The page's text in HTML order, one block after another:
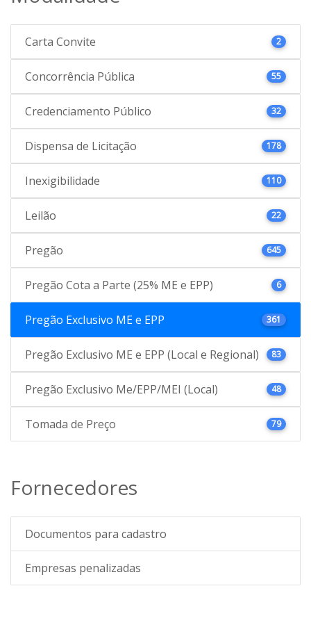
Carta Convite 2
Concorrência Pública 55
Credenciamento Público 32
Dispensa de Licitação 178
Inexigibilidade 110
Leilão 22
Pregão 645
Pregão Cota a Parte (25% ME e EPP) 6
Pregão Exclusivo ME e EPP 361
Pregão Exclusivo ME e EPP (Local e Regional) 83
Pregão Exclusivo Me/EPP/MEI (Local) 48
Tomada de Preço 79
Fornecedores
Documentos para cadastro
Empresas penalizadas